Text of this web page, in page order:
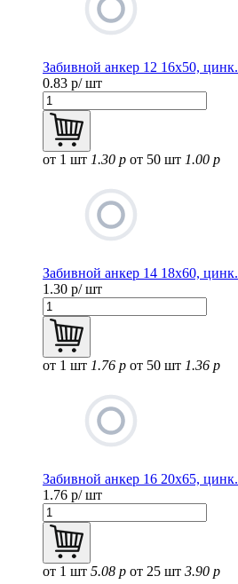
Забивной анкер 12 16х50, цинк.
0.83 р/ шт
от 1 шт 1.30 р от 50 шт 1.00 р
Забивной анкер 14 18х60, цинк.
1.30 р/ шт
от 1 шт 1.76 р от 50 шт 1.36 р
Забивной анкер 16 20х65, цинк.
1.76 р/ шт
от 1 шт 5.08 р от 25 шт 3.90 р